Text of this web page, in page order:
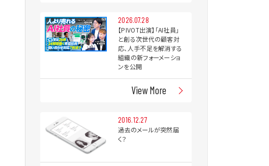
2026.07.28
【PIVOT出演】「AI社員」
と創る次世代の顧客対
応、人手不足を解消する
組織の新フォーメーショ
ンを公開
View More
2016.12.27
過去のメールが突然届
く？